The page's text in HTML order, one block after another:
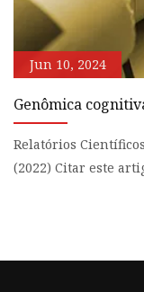
Jun 10, 2024
Genômica
nível de
macacos
Relatórios
(2022) Citar este